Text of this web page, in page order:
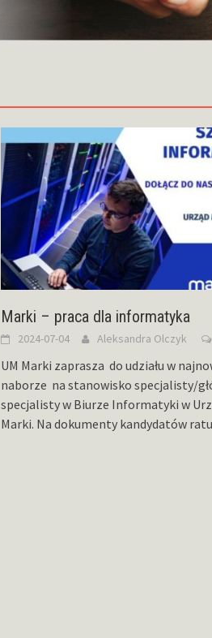
Marki – praca dla informatyka
2024-07-04 Aleksandra Olczyk
UM Marki zaprasza do udziału w
naborze na stanowisko specjalisty/
specjalisty w Biurze Informatyki w
Marki. Na dokumenty kandydatów